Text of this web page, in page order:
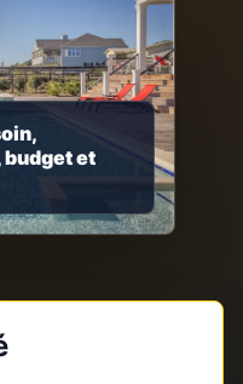
et